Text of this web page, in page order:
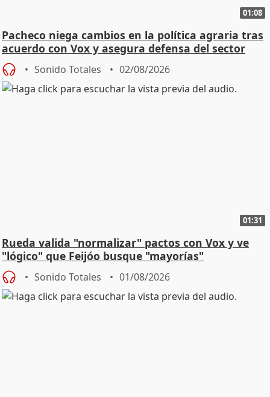
01:08
Pacheco niega cambios en la política agraria tras
acuerdo con Vox y asegura defensa del sector
Sonido Totales 02/08/2026
01:31
Rueda valida "normalizar" pactos con Vox y ve
"lógico" que Feijóo busque "mayorías"
Sonido Totales 01/08/2026